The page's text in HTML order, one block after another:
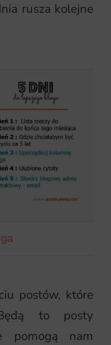
rusza kolejne
postów, które
to posty
pomogą nam